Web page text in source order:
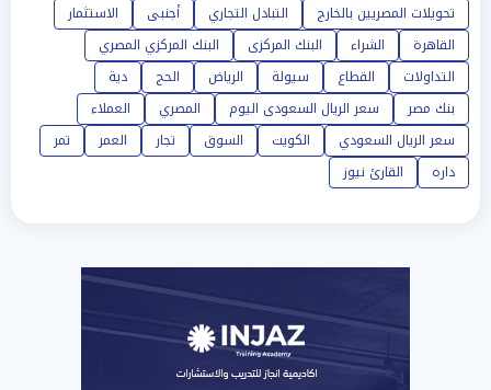
تحويلات المصريين بالخارج
التبادل التجاري أجنبى
الاستثمار
القاهرة
الشراء البنك المركزى
البنك المركزي المصري
التداولات
القطاع سيولة الرياض الحج
دية
بنك مصر
سعر الريال السعودى اليوم المصري
العملاء
سعر الريال السعودي
الكويت السوق تجار العمر
تمر
داره
القارئ نيوز